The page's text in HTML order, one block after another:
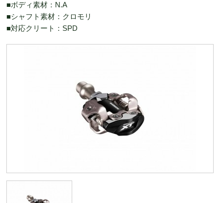
■ボディ素材：N.A
■シャフト素材：クロモリ
■対応クリート：SPD